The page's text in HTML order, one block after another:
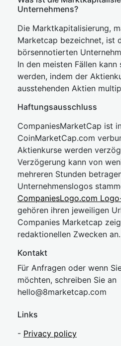
Unternehmens?
Die Marktkapitalisierung,
Marketcap bezeichnet, ist
börsennotierten
In den meisten Fällen
werden, indem der
ausstehenden Aktien
Haftungsausschluss
CompaniesMarketCap ist
CoinMarketCap.com
Aktienkurse werden
Verzögerung kann von
mehreren Stunden
Unternehmenslogos
CompaniesLogo.com
gehören ihren jeweiligen
Companies Marketcap
redaktionellen Zwecken an.
Kontakt
Für Anfragen oder wenn
möchten, schreiben Sie an
hello@8marketcap.com
Links
- Privacy policy